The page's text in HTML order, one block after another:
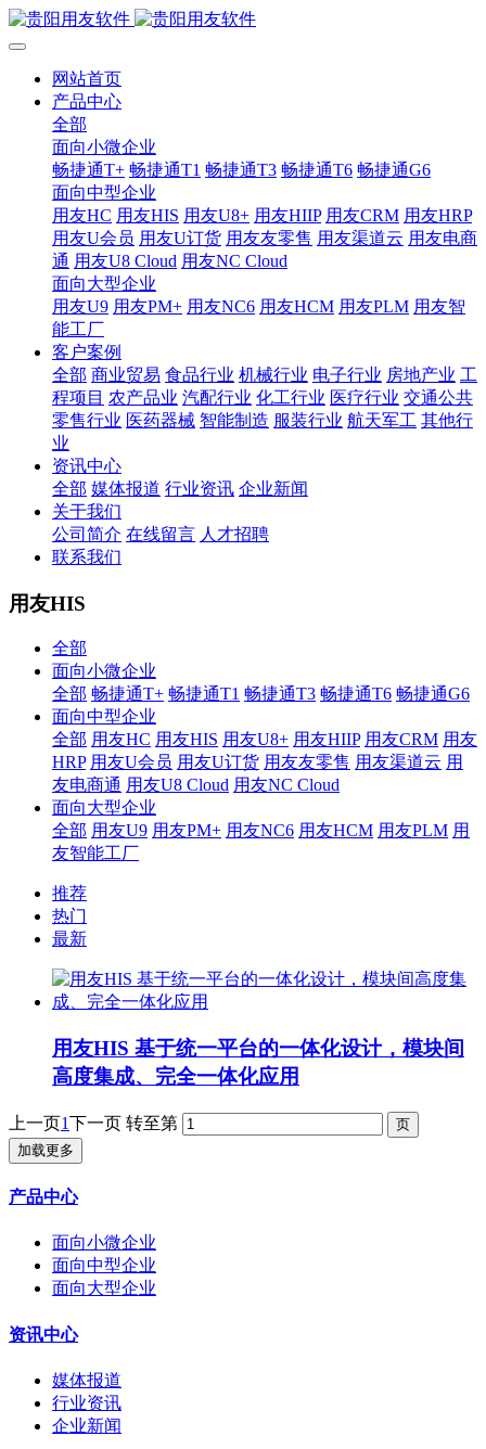
网站首页
产品中心
全部
面向小微企业
畅捷通T+ 畅捷通T1 畅捷通T3 畅捷通T6 畅捷通G6
面向中型企业
用友HC 用友HIS 用友U8+ 用友HIIP 用友CRM 用友HRP
用友U会员 用友U订货 用友友零售 用友渠道云 用友电商
通 用友U8 Cloud 用友NC Cloud
面向大型企业
用友U9 用友PM+ 用友NC6 用友HCM 用友PLM 用友智
能工厂
客户案例
全部 商业贸易 食品行业 机械行业 电子行业 房地产业 工
程项目 农产品业 汽配行业 化工行业 医疗行业 交通公共
零售行业 医药器械 智能制造 服装行业 航天军工 其他行
业
资讯中心
全部 媒体报道 行业资讯 企业新闻
关于我们
公司简介 在线留言 人才招聘
联系我们
用友HIS
全部
面向小微企业
全部 畅捷通T+ 畅捷通T1 畅捷通T3 畅捷通T6 畅捷通G6
面向中型企业
全部 用友HC 用友HIS 用友U8+ 用友HIIP 用友CRM 用友
HRP 用友U会员 用友U订货 用友友零售 用友渠道云 用
友电商通 用友U8 Cloud 用友NC Cloud
面向大型企业
全部 用友U9 用友PM+ 用友NC6 用友HCM 用友PLM 用
友智能工厂
推荐
热门
最新
用友HIS 基于统一平台的一体化设计，模块间
高度集成、完全一体化应用
上一页1下一页 转至第
加载更多
产品中心
面向小微企业
面向中型企业
面向大型企业
资讯中心
媒体报道
行业资讯
企业新闻